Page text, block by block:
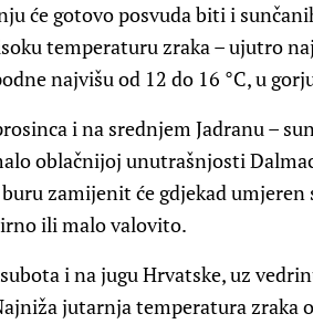
će gotovo posvuda biti i
temperaturu zraka – ujutro
najvišu od 12 do 16 °C, u
i na srednjem Jadranu –
oblačnijoj unutrašnjosti
zamijenit će gdjekad umjeren
ili malo valovito.
i na jugu Hrvatske, uz
jutarnja temperatura zraka